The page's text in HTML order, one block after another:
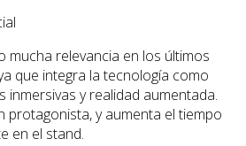
mucha relevancia en los últimos
que integra la tecnología como
inmersivas y realidad aumentada.
protagonista, y aumenta el tiempo
en el stand.